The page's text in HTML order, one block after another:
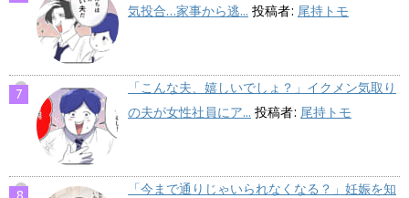
気投合…家事から逃... 投稿者: 尾持トモ
「こんな夫、嬉しいでしょ？」イクメン気取り
の夫が女性社員にア... 投稿者: 尾持トモ
「今まで通りじゃいられなくなる？」妊娠を知